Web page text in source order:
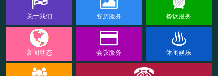
关于我们 客房服务 餐饮服务
新闻动态 会议服务 休闲娱乐